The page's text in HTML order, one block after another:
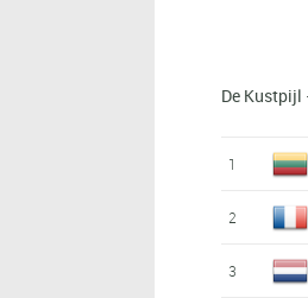
De Kustpijl
1
2
3